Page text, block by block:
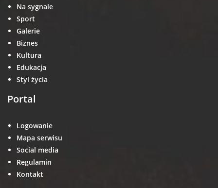
Na sygnale
Sport
Galerie
Biznes
Kultura
Edukacja
Styl życia
Portal
Logowanie
Mapa serwisu
Social media
Regulamin
Kontakt